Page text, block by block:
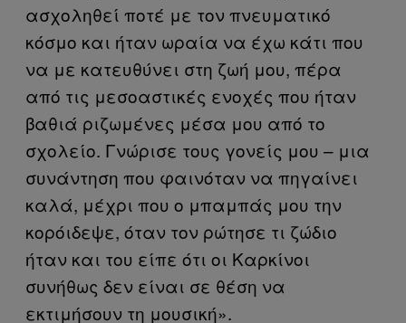
ασχοληθεί ποτέ με τον πνευματικό
κόσμο και ήταν ωραία να έχω κάτι που
να με κατευθύνει στη ζωή μου, πέρα
από τις μεσοαστικές ενοχές που ήταν
βαθιά ριζωμένες μέσα μου από το
σχολείο. Γνώρισε τους γονείς μου – μια
συνάντηση που φαινόταν να πηγαίνει
καλά, μέχρι που ο μπαμπάς μου την
κορόιδεψε, όταν τον ρώτησε τι ζώδιο
ήταν και του είπε ότι οι Καρκίνοι
συνήθως δεν είναι σε θέση να
εκτιμήσουν τη μουσική».